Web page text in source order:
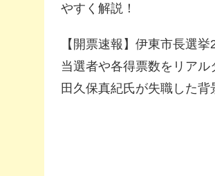
やすく解説！
【開票速報】伊東市長選挙
当選者や各得票数をリアル
田久保真紀氏が失職した背